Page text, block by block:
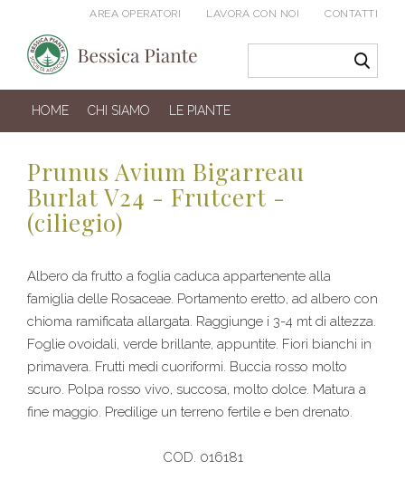
AREA OPERATORI LAVORA CON NOI CONTATTI
HOME CHI SIAMO LE PIANTE
Prunus Avium Bigarreau
Burlat V24 - Frutcert -
(ciliegio)
Albero da frutto a foglia caduca appartenente alla
famiglia delle Rosaceae. Portamento eretto, ad albero con
chioma ramificata allargata. Raggiunge i 3-4 mt di altezza.
Foglie ovoidali, verde brillante, appuntite. Fiori bianchi in
primavera. Frutti medi cuoriformi. Buccia rosso molto
scuro. Polpa rosso vivo, succosa, molto dolce. Matura a
fine maggio. Predilige un terreno fertile e ben drenato.
COD. 016181